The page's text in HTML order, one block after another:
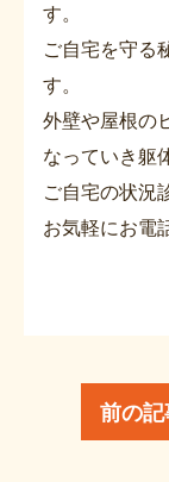
す。
ご自宅を守る
す。
外壁や屋根の
なっていき躯
ご自宅の状況
お気軽にお電
前の記